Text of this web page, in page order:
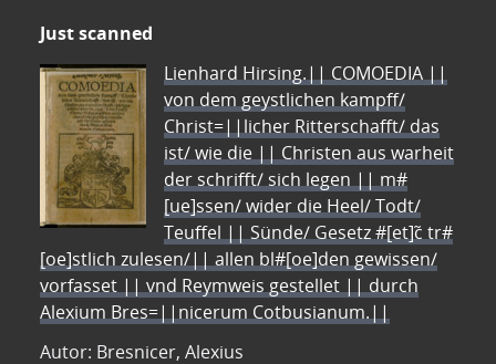
Just scanned
Lienhard Hirsing.|| COMOEDIA ||
von dem geystlichen kampff/
Christ=||licher Ritterschafft/ das
ist/ wie die || Christen aus warheit
der schrifft/ sich legen || m#
[ue]ssen/ wider die Heel/ Todt/
Teuffel || Sünde/ Gesetz #[et]c̃ tr#
[oe]stlich zulesen/|| allen bl#[oe]den gewissen/
vorfasset || vnd Reymweis gestellet || durch
Alexium Bres=||nicerum Cotbusianum.||
Autor: Bresnicer, Alexius